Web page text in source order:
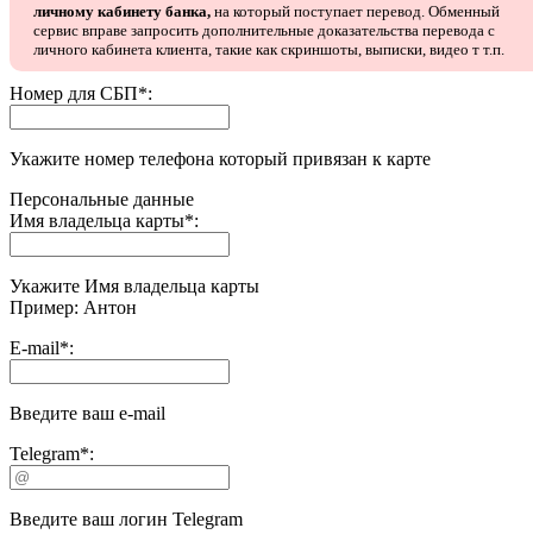
личному кабинету банка, на который поступает перевод. Обменный
сервис вправе запросить дополнительные доказательства перевода с
личного кабинета клиента, такие как скриншоты, выписки, видео т т.п.
Номер для СБП*:
Укажите номер телефона который привязан к карте
Персональные данные
Имя владельца карты*:
Укажите Имя владельца карты
Пример: Антон
E-mail*:
Введите ваш e-mail
Telegram*:
Введите ваш логин Telegram